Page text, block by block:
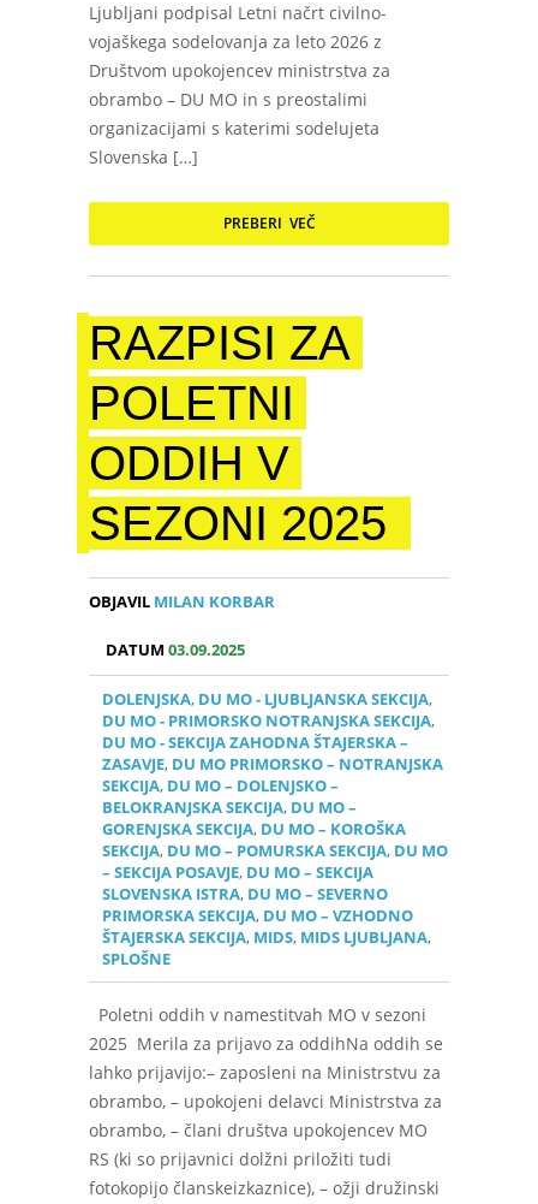
Ljubljani podpisal Letni načrt civilno-
vojaškega sodelovanja za leto 2026 z
Društvom upokojencev ministrstva za
obrambo – DU MO in s preostalimi
organizacijami s katerimi sodelujeta
Slovenska […]
PREBERI VEČ
RAZPISI ZA
POLETNI
ODDIH V
SEZONI 2025
OBJAVIL MILAN KORBAR
DATUM03.09.2025
DOLENJSKA, DU MO - LJUBLJANSKA SEKCIJA,
DU MO - PRIMORSKO NOTRANJSKA SEKCIJA,
DU MO - SEKCIJA ZAHODNA ŠTAJERSKA –
ZASAVJE, DU MO PRIMORSKO – NOTRANJSKA
SEKCIJA, DU MO – DOLENJSKO –
BELOKRANJSKA SEKCIJA, DU MO –
GORENJSKA SEKCIJA, DU MO – KOROŠKA
SEKCIJA, DU MO – POMURSKA SEKCIJA, DU MO
– SEKCIJA POSAVJE, DU MO – SEKCIJA
SLOVENSKA ISTRA, DU MO – SEVERNO
PRIMORSKA SEKCIJA, DU MO – VZHODNO
ŠTAJERSKA SEKCIJA, MIDS, MIDS LJUBLJANA,
SPLOŠNE
Poletni oddih v namestitvah MO v sezoni
2025 Merila za prijavo za oddihNa oddih se
lahko prijavijo:– zaposleni na Ministrstvu za
obrambo, – upokojeni delavci Ministrstva za
obrambo, – člani društva upokojencev MO
RS (ki so prijavnici dolžni priložiti tudi
fotokopijo članskeizkaznice), – ožji družinski